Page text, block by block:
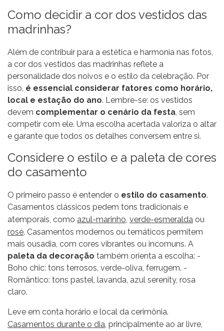
Como decidir a cor dos vestidos das
madrinhas?
Além de contribuir para a estética e harmonia nas fotos,
a cor dos vestidos das madrinhas reflete a
personalidade dos noivos e o estilo da celebração. Por
isso, é essencial considerar fatores como horário,
local e estação do ano. Lembre-se: os vestidos
devem complementar o cenário da festa, sem
competir com ele. Uma escolha acertada valoriza o altar
e garante que todos os detalhes conversem entre si.
Considere o estilo e a paleta de cores
do casamento
O primeiro passo é entender o estilo do casamento.
Casamentos clássicos pedem tons tradicionais e
atemporais, como azul-marinho verde-esmeralda ou
rosé. Casamentos modernos ou temáticos permitem
mais ousadia, com cores vibrantes ou incomuns. A
paleta da decoração também orienta a escolha: -
Boho chic: tons terrosos, verde-oliva, ferrugem. -
Romântico: tons pastel, lavanda, azul serenity, rosa
claro.
Leve em conta horário e local da cerimônia.
Casamentos durante o dia , principalmente ao ar livre,